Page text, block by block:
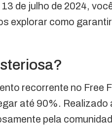
de julho de 2024,
explorar como
recorrente no Free
até 90%.
pela